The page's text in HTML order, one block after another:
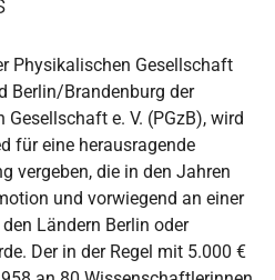
Physikalischen Gesellschaft
Berlin/Brandenburg der
e. V. (PGzB), wird
für eine herausragende
vergeben, die in den Jahren
und vorwiegend an einer
Ländern Berlin oder
Der in der Regel mit 5.000 €